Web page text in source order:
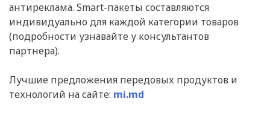
антиреклама. Smart-пакеты составляются
индивидуально для каждой категории товаров
(подробности узнавайте у консультантов
партнера).
Лучшие предложения передовых продуктов и
технологий на сайте: mi.md